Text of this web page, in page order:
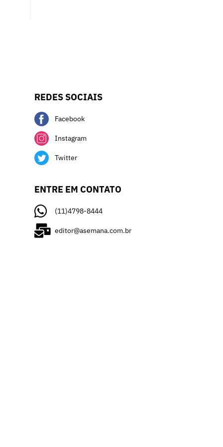
REDES SOCIAIS
Facebook
Instagram
Twitter
ENTRE EM CONTATO
(11)4798-8444
editor@asemana.com.br